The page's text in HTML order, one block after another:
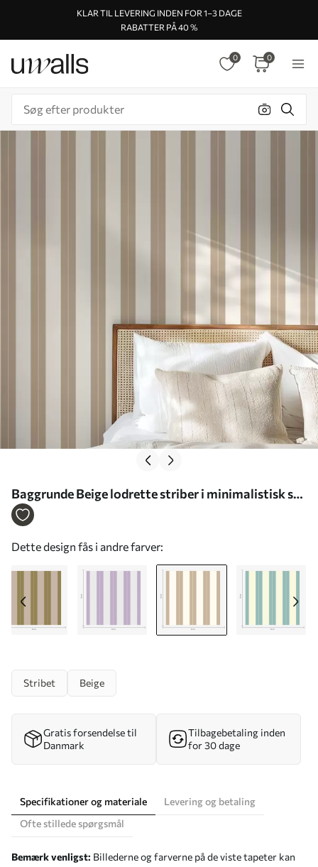
KLAR TIL LEVERING INDEN FOR 1–3 DAGE
RABATTER PÅ 40 %
0 0
Baggrunde Beige lodrette striber i minimalistisk stil
Nr. a01181v4
Dette design fås i andre farver:
Stribet Beige
Gratis forsendelse til
Danmark
Tilbagebetaling inden
for 30 dage
Specifikationer og materiale
Levering og betaling
Ofte stillede spørgsmål
Bemærk venligst: Billederne og farverne på de viste tapeter kan